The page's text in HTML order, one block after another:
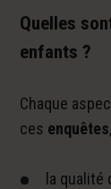
Quelles
enfants ?
Chaque
ces enquêtes
la qualité